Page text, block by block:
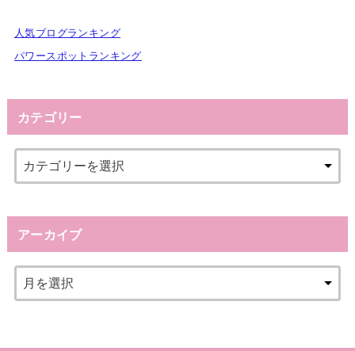
人気ブログランキング
パワースポットランキング
カテゴリー
アーカイブ